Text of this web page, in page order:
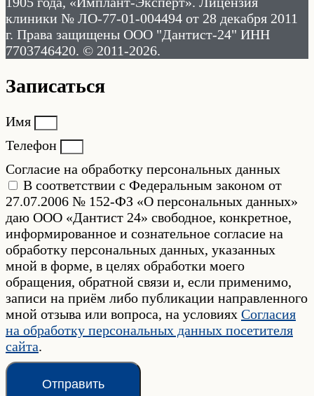
клиники № ЛО-77-01-004494 от 28 декабря 2011
г. Права защищены ООО "Дантист-24" ИНН
7703746420. © 2011-2026.
Записаться
Имя
Телефон
Согласие на обработку персональных данных
В соответствии с Федеральным законом от
27.07.2006 № 152-ФЗ «О персональных данных»
даю ООО «Дантист 24» свободное, конкретное,
информированное и сознательное согласие на
обработку персональных данных, указанных
мной в форме, в целях обработки моего
обращения, обратной связи и, если применимо,
записи на приём либо публикации направленного
мной отзыва или вопроса, на условиях Согласия
на обработку персональных данных посетителя
сайта.
Отправить